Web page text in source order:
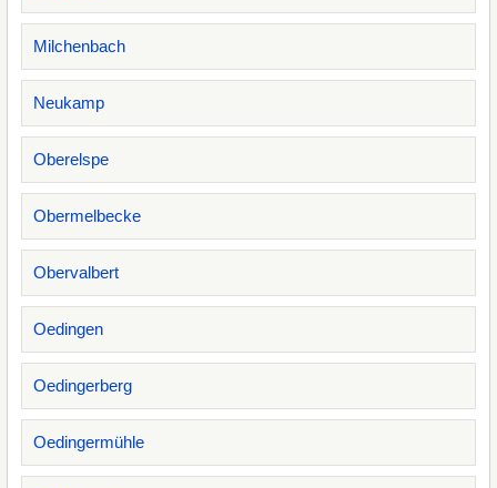
Milchenbach
Neukamp
Oberelspe
Obermelbecke
Obervalbert
Oedingen
Oedingerberg
Oedingermühle